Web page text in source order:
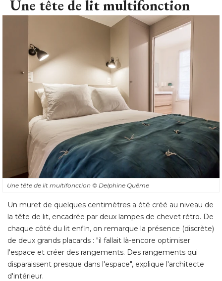
Une tête de lit multifonction
Une tête de lit multifonction © Delphine Quême
Un muret de quelques centimètres a été créé au niveau de
la tête de lit, encadrée par deux lampes de chevet rétro. De
chaque côté du lit enfin, on remarque la présence (discrète)
de deux grands placards : "il fallait là-encore optimiser
l'espace et créer des rangements. Des rangements qui
disparaissent presque dans l'espace", explique l'architecte
d'intérieur.